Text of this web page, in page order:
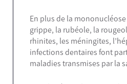
En plus de la
grippe, la rubéole, la
rhinites, les méningites,
infections dentaires font
maladies transmises par la